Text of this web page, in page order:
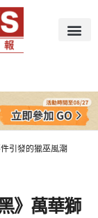
引發的獵巫風潮
》萬華獅